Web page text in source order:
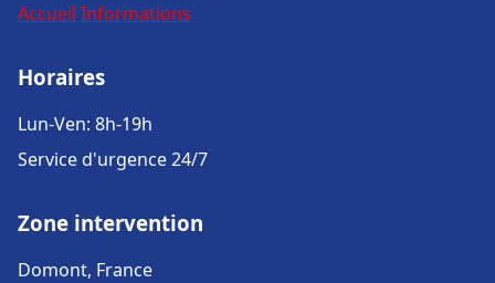
Accueil Informations
Horaires
Lun-Ven: 8h-19h
Service d'urgence 24/7
Zone intervention
Domont, France